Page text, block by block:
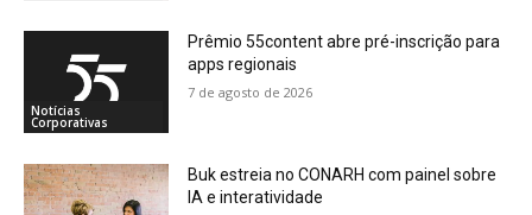
Notícias
Corporativas
Prêmio 55content abre pré-inscrição para
apps regionais
7 de agosto de 2026
Buk estreia no CONARH com painel sobre
IA e interatividade